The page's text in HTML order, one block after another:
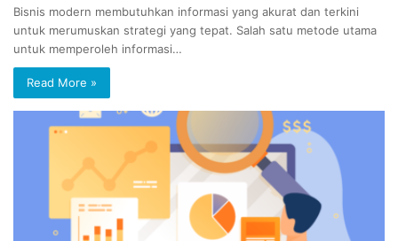
Bisnis modern membutuhkan informasi yang akurat dan terkini
untuk merumuskan strategi yang tepat. Salah satu metode utama
untuk memperoleh informasi…
Read More »